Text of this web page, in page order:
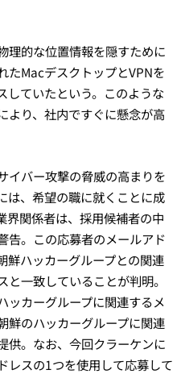
理的な位置情報を隠すために
たMacデスクトップとVPNを
していたという。このような
より、社内ですぐに懸念が高
イバー攻撃の脅威の高まりを
は、希望の職に就くことに成
界関係者は、採用候補者の中
告。この応募者のメールアド
鮮ハッカーグループとの関連
一致していることが判明。
ッカーグループに関連するメ
鮮のハッカーグループに関連
供。なお、今回クラーケンに
レスの1つを使用して応募して